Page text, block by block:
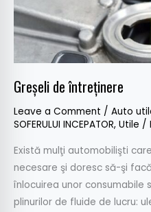
Greşeli de întreţinere
Leave a Comment / Auto
SOFERULUI INCEPATOR, Utile /
Există mulţi automobilişti
necesare şi doresc să-şi
înlocuirea unor consumabile
plinurilor de fluide de lucru: